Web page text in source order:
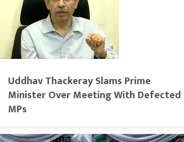
Uddhav Thackeray Slams Prime
Minister Over Meeting With Defected
MPs